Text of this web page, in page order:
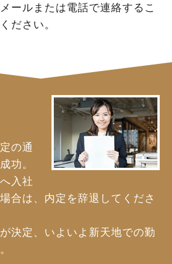
ールまたは電話で連絡するこ
ださい。
の通
功。
入社
合は、内定を辞退してくださ
決定、いよいよ新天地での勤